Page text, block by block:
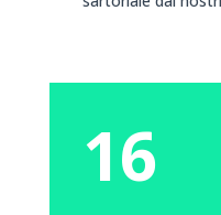
16